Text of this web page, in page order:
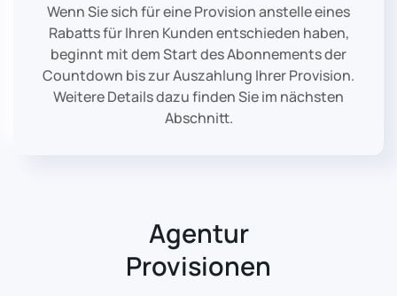
Wenn Sie sich für eine Provision anstelle eines
Rabatts für Ihren Kunden entschieden haben,
beginnt mit dem Start des Abonnements der
Countdown bis zur Auszahlung Ihrer Provision.
Weitere Details dazu finden Sie im nächsten
Abschnitt.
Agentur
Provisionen